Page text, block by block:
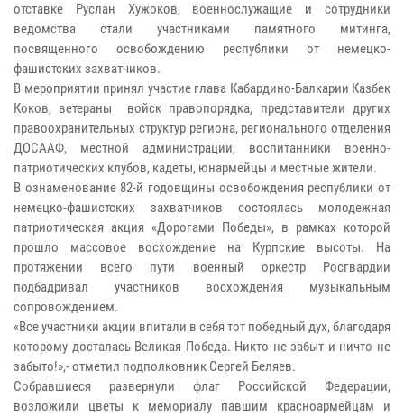
отставке Руслан Хужоков, военнослужащие и сотрудники
ведомства стали участниками памятного митинга,
посвященного освобождению республики от немецко-
фашистских захватчиков.
В мероприятии принял участие глава Кабардино-Балкарии Казбек
Коков, ветераны войск правопорядка, представители других
правоохранительных структур региона, регионального отделения
ДОСААФ, местной администрации, воспитанники военно-
патриотических клубов, кадеты, юнармейцы и местные жители.
В ознаменование 82-й годовщины освобождения республики от
немецко-фашистских захватчиков состоялась молодежная
патриотическая акция «Дорогами Победы», в рамках которой
прошло массовое восхождение на Курпские высоты. На
протяжении всего пути военный оркестр Росгвардии
подбадривал участников восхождения музыкальным
сопровождением.
«Все участники акции впитали в себя тот победный дух, благодаря
которому досталась Великая Победа. Никто не забыт и ничто не
забыто!»,- отметил подполковник Сергей Беляев.
Собравшиеся развернули флаг Российской Федерации,
возложили цветы к мемориалу павшим красноармейцам и